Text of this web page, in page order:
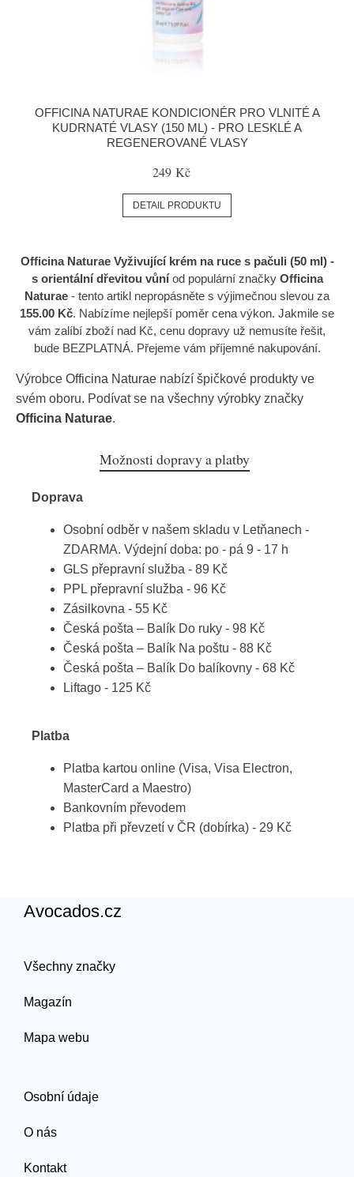
OFFICINA NATURAE KONDICIONÉR PRO VLNITÉ A
KUDRNATÉ VLASY (150 ML) - PRO LESKLÉ A
REGENEROVANÉ VLASY
249 Kč
DETAIL PRODUKTU
Officina Naturae Vyživující krém na ruce s pačuli (50 ml) -
s orientální dřevitou vůníod populární značky Officina
Naturae - tento artikl nepropásněte s výjimečnou slevou za
155.00 Kč. Nabízíme nejlepší poměr cena výkon. Jakmile se
vám zalíbí zboží nad Kč, cenu dopravy už nemusíte řešit,
bude BEZPLATNÁ. Přejeme vám příjemné nakupování.
Výrobce Officina Naturae nabízí špičkové produkty ve
svém oboru. Podívat se na všechny výrobky značky
Officina Naturae.
Možnosti dopravy a platby
Doprava
Osobní odběr v našem skladu v Letňanech -
ZDARMA. Výdejní doba: po - pá 9 - 17 h
GLS přepravní služba - 89 Kč
PPL přepravní služba - 96 Kč
Zásilkovna - 55 Kč
Česká pošta – Balík Do ruky - 98 Kč
Česká pošta – Balík Na poštu - 88 Kč
Česká pošta – Balík Do balíkovny - 68 Kč
Liftago - 125 Kč
Platba
Platba kartou online (Visa, Visa Electron,
MasterCard a Maestro)
Bankovním převodem
Platba při převzetí v ČR (dobírka) - 29 Kč
Avocados.cz
Všechny značky
Magazín
Mapa webu
Osobní údaje
O nás
Kontakt